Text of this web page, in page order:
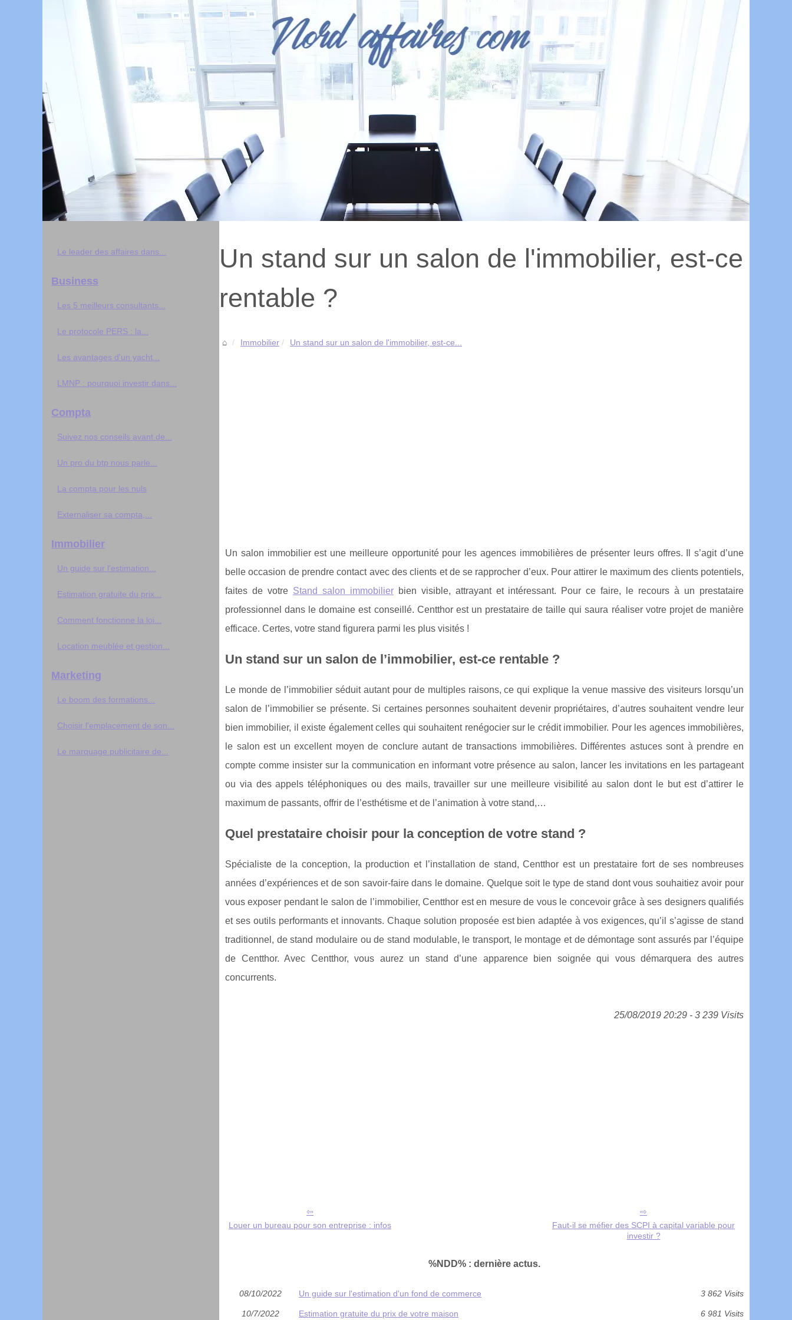
Un stand sur un salon de l'immobilier, est-ce
rentable ?
Immobilier Un stand sur un salon de l'immobilier, est-ce...
Un salon immobilier est une meilleure opportunité pour les agences immobilières de présenter leurs offres. Il s’agit d’une
belle occasion de prendre contact avec des clients et de se rapprocher d’eux. Pour attirer le maximum des clients potentiels,
faites de votre Stand salon immobilierbien visible, attrayant et intéressant. Pour ce faire, le recours à un prestataire
professionnel dans le domaine est conseillé. Centthor est un prestataire de taille qui saura réaliser votre projet de manière
efficace. Certes, votre stand figurera parmi les plus visités !
Un stand sur un salon de l’immobilier, est-ce rentable ?
Le monde de l’immobilier séduit autant pour de multiples raisons, ce qui explique la venue massive des visiteurs lorsqu’un
salon de l’immobilier se présente. Si certaines personnes souhaitent devenir propriétaires, d’autres souhaitent vendre leur
bien immobilier, il existe également celles qui souhaitent renégocier sur le crédit immobilier. Pour les agences immobilières,
le salon est un excellent moyen de conclure autant de transactions immobilières. Différentes astuces sont à prendre en
compte comme insister sur la communication en informant votre présence au salon, lancer les invitations en les partageant
ou via des appels téléphoniques ou des mails, travailler sur une meilleure visibilité au salon dont le but est d’attirer le
maximum de passants, offrir de l’esthétisme et de l’animation à votre stand,…
Quel prestataire choisir pour la conception de votre stand ?
Spécialiste de la conception, la production et l’installation de stand, Centthor est un prestataire fort de ses nombreuses
années d’expériences et de son savoir-faire dans le domaine. Quelque soit le type de stand dont vous souhaitiez avoir pour
vous exposer pendant le salon de l’immobilier, Centthor est en mesure de vous le concevoir grâce à ses designers qualifiés
et ses outils performants et innovants. Chaque solution proposée est bien adaptée à vos exigences, qu’il s’agisse de stand
traditionnel, de stand modulaire ou de stand modulable, le transport, le montage et de démontage sont assurés par l’équipe
de Centthor. Avec Centthor, vous aurez un stand d’une apparence bien soignée qui vous démarquera des autres
concurrents.
25/08/2019 20:29 - 3 239 Visits
Louer un bureau pour son entreprise : infos
Faut-il se méfier des SCPI à capital variable pour
investir ?
%NDD% : dernière actus.
08/10/2022 Un guide sur l'estimation d'un fond de commerce 3 862 Visits
10/7/2022 Estimation gratuite du prix de votre maison 6 981 Visits
Le leader des affaires dans...
Business
Les 5 meilleurs consultants...
Le protocole PERS : la...
Les avantages d'un yacht...
LMNP : pourquoi investir dans...
Compta
Suivez nos conseils avant de...
Un pro du btp nous parle...
La compta pour les nuls
Externaliser sa compta,...
Immobilier
Un guide sur l'estimation...
Estimation gratuite du prix...
Comment fonctionne la loi...
Location meublée et gestion...
Marketing
Le boom des formations...
Choisir l'emplacement de son...
Le marquage publicitaire de...